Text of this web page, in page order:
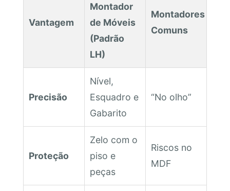
Vantagem
Montador
de Móveis
(Padrão
LH)
Montadores
Comuns
Precisão
Nível,
Esquadro e
Gabarito
“No olho”
Proteção
Zelo com o
piso e
peças
Riscos no
MDF